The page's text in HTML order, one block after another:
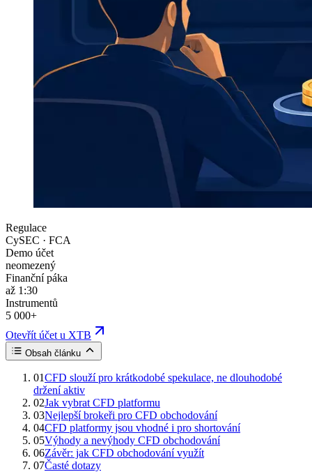
Regulace
CySEC · FCA
Demo účet
neomezený
Finanční páka
až 1:30
Instrumentů
5 000+
Otevřít účet u XTB
Obsah článku
01CFD slouží pro krátkodobé spekulace, ne dlouhodobé
držení aktiv
02Jak vybrat CFD platformu
03Nejlepší brokeři pro CFD obchodování
04CFD platformy jsou vhodné i pro shortování
05Výhody a nevýhody CFD obchodování
06Závěr: jak CFD obchodování využít
07Časté dotazy